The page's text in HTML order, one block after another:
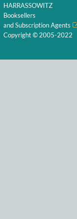
HARRASSOWITZ
Booksellers
and Subscription Agents
Copyright © 2005-2022